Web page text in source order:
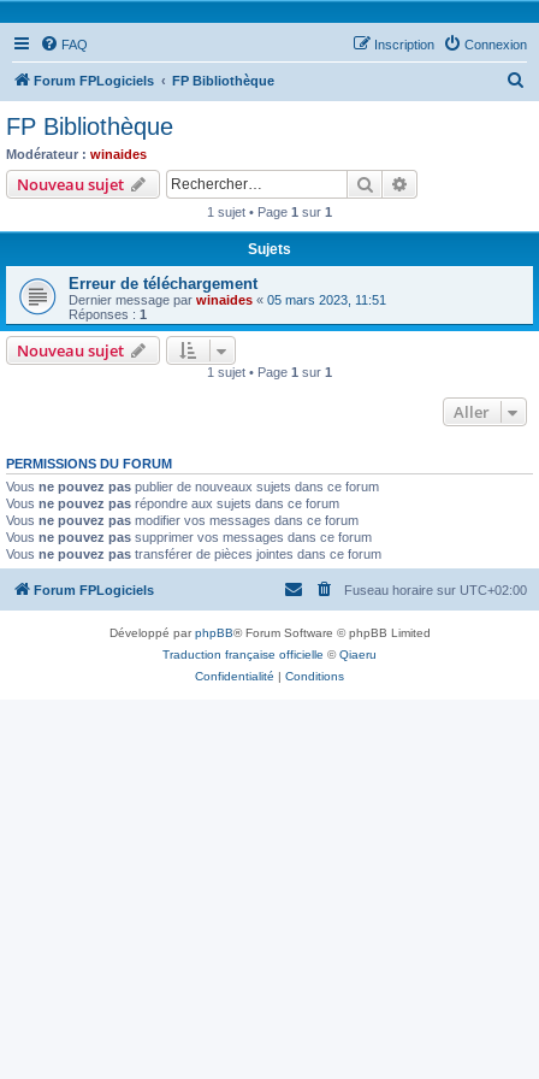
FAQ Connexion
Inscription
Forum FPLogiciels FP Bibliothèque
FP Bibliothèque
Modérateur : winaides
Nouveau sujet Rechercher
1 sujet • Page 1 sur 1
Sujets
Erreur de téléchargement
Dernier message par winaides « 05 mars 2023, 11:51
Réponses : 1
Nouveau sujet
1 sujet • Page 1 sur 1
Aller
PERMISSIONS DU FORUM
Vous ne pouvez pas publier de nouveaux sujets dans ce forum
Vous ne pouvez pas répondre aux sujets dans ce forum
Vous ne pouvez pas modifier vos messages dans ce forum
Vous ne pouvez pas supprimer vos messages dans ce forum
Vous ne pouvez pas transférer de pièces jointes dans ce forum
Forum FPLogiciels Fuseau horaire sur UTC+02:00
Développé parphpBB® Forum Software © phpBB Limited
Traduction française officielle ©Qiaeru
Confidentialité | Conditions